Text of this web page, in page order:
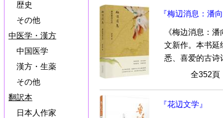
歴史
その他
中医学・漢方
中国医学
漢方・生薬
その他
翻訳本
日本人作家
『梅辺消息：潘
《梅边消息：
文新作。本书延
悉、喜爱的古诗
全352
『花辺文学』